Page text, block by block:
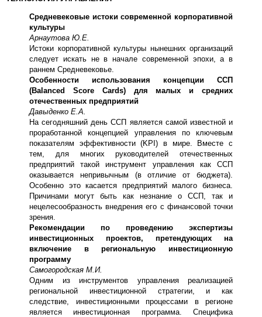
Средневековые истоки современной корпоративной
культуры
Арнаутова Ю.Е.
Истоки корпоративной культуры нынешних организаций
следует искать не в начале современной эпохи, а в
раннем Средневековье.
Особенности использования концепции ССП
(Balanced Score Cards) для малых и средних
отечественных предприятий
Давыденко Е.А.
На сегодняшний день ССП является самой известной и
проработанной концепцией управления по ключевым
показателям эффективности (KPI) в мире. Вместе с
тем, для многих руководителей отечественных
предприятий такой инструмент управления как ССП
оказывается непривычным (в отличие от бюджета).
Особенно это касается предприятий малого бизнеса.
Причинами могут быть как незнание о ССП, так и
нецелесообразность внедрения его с финансовой точки
зрения.
Рекомендации по проведению экспертизы
инвестиционных проектов, претендующих на
включение в региональную инвестиционную
программу
Самогородская М.И.
Одним из инструментов управления реализацией
региональной инвестиционной стратегии, и как
следствие, инвестиционными процессами в регионе
является инвестиционная программа. Специфика